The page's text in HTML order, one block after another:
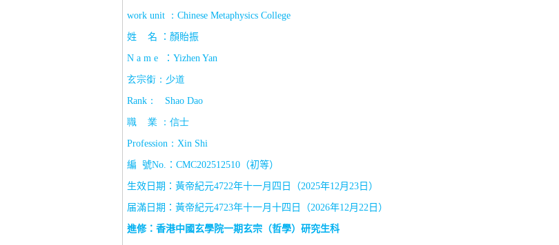
work unit ： Chinese Metaphysics College
姓 名 ：顏貽振
N a m e ： Yizhen Yan
玄宗銜：少道
Rank ： Shao Dao
職 業 ：信士
Profession ： Xin Shi
編 號No. ： CMC202512510 （初等）
生效日期：黃帝紀元4722年十一月四日（2025年12月 23 日）
届滿日期：黃帝紀元4723年十一月十四日（2026年12月 22 日）
進修：香港中國玄學院一期玄宗（哲學）研究生科